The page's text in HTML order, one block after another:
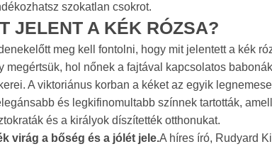
szokatlan csokrot.
JELENT A KÉK RÓZSA?
meg kell fontolni, hogy mit jelentett a kék
megértsük, hol nőnek a fajtával kapcsolatos
A viktoriánus korban a kéket az egyik
és legkifinomultabb színnek tartották,
és a királyok díszítették otthonukat.
virág a bőség és a jólét jele.A híres író, Rudyard